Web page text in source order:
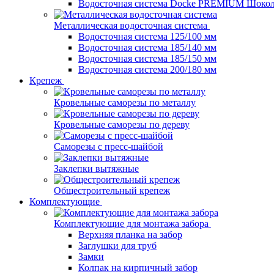
Водосточная система Docke PREMIUM
Металлическая водосточная система
Водосточная система 125/100 мм
Водосточная система 185/140 мм
Водосточная система 185/150 мм
Водосточная система 200/180 мм
Крепеж
Кровельные саморезы по металлу
Кровельные саморезы по дереву
Саморезы с пресс-шайбой
Заклепки вытяжные
Общестроительный крепеж
Комплектующие
Комплектующие для монтажа забора
Верхняя планка на забор
Заглушки для труб
Замки
Колпак на кирпичный забор